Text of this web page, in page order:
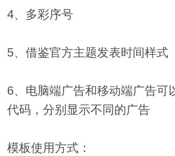
4、多彩序号
5、借鉴官方主题发表时间样式
6、电脑端广告和移动端广告可
代码，分别显示不同的广告
模板使用方式：